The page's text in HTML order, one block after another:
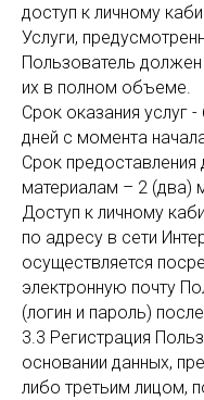
доступ к личному
Услуги,
Пользователь должен
их в полном объеме.
Срок оказания услуг
дней с момента
Срок
материалам – 2 (два)
Доступ к личному
по адресу в сети
осуществляется
электронную почту
(логин и пароль)
3.3 Регистрация
основании данных,
либо третьим лицом,